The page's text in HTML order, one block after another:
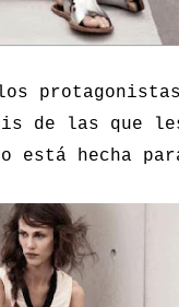
protagonistas
de las que
está hecha